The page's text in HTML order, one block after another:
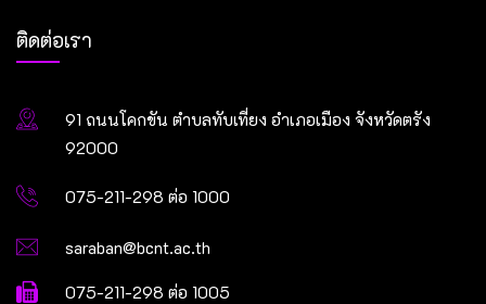
ติดต่อเรา
91 ถนนโคกขัน ตำบลทับเที่ยง อำเภอเมือง จังหวัดตรัง
92000
075-211-298 ต่อ 1000
saraban@bcnt.ac.th
075-211-298 ต่อ 1005